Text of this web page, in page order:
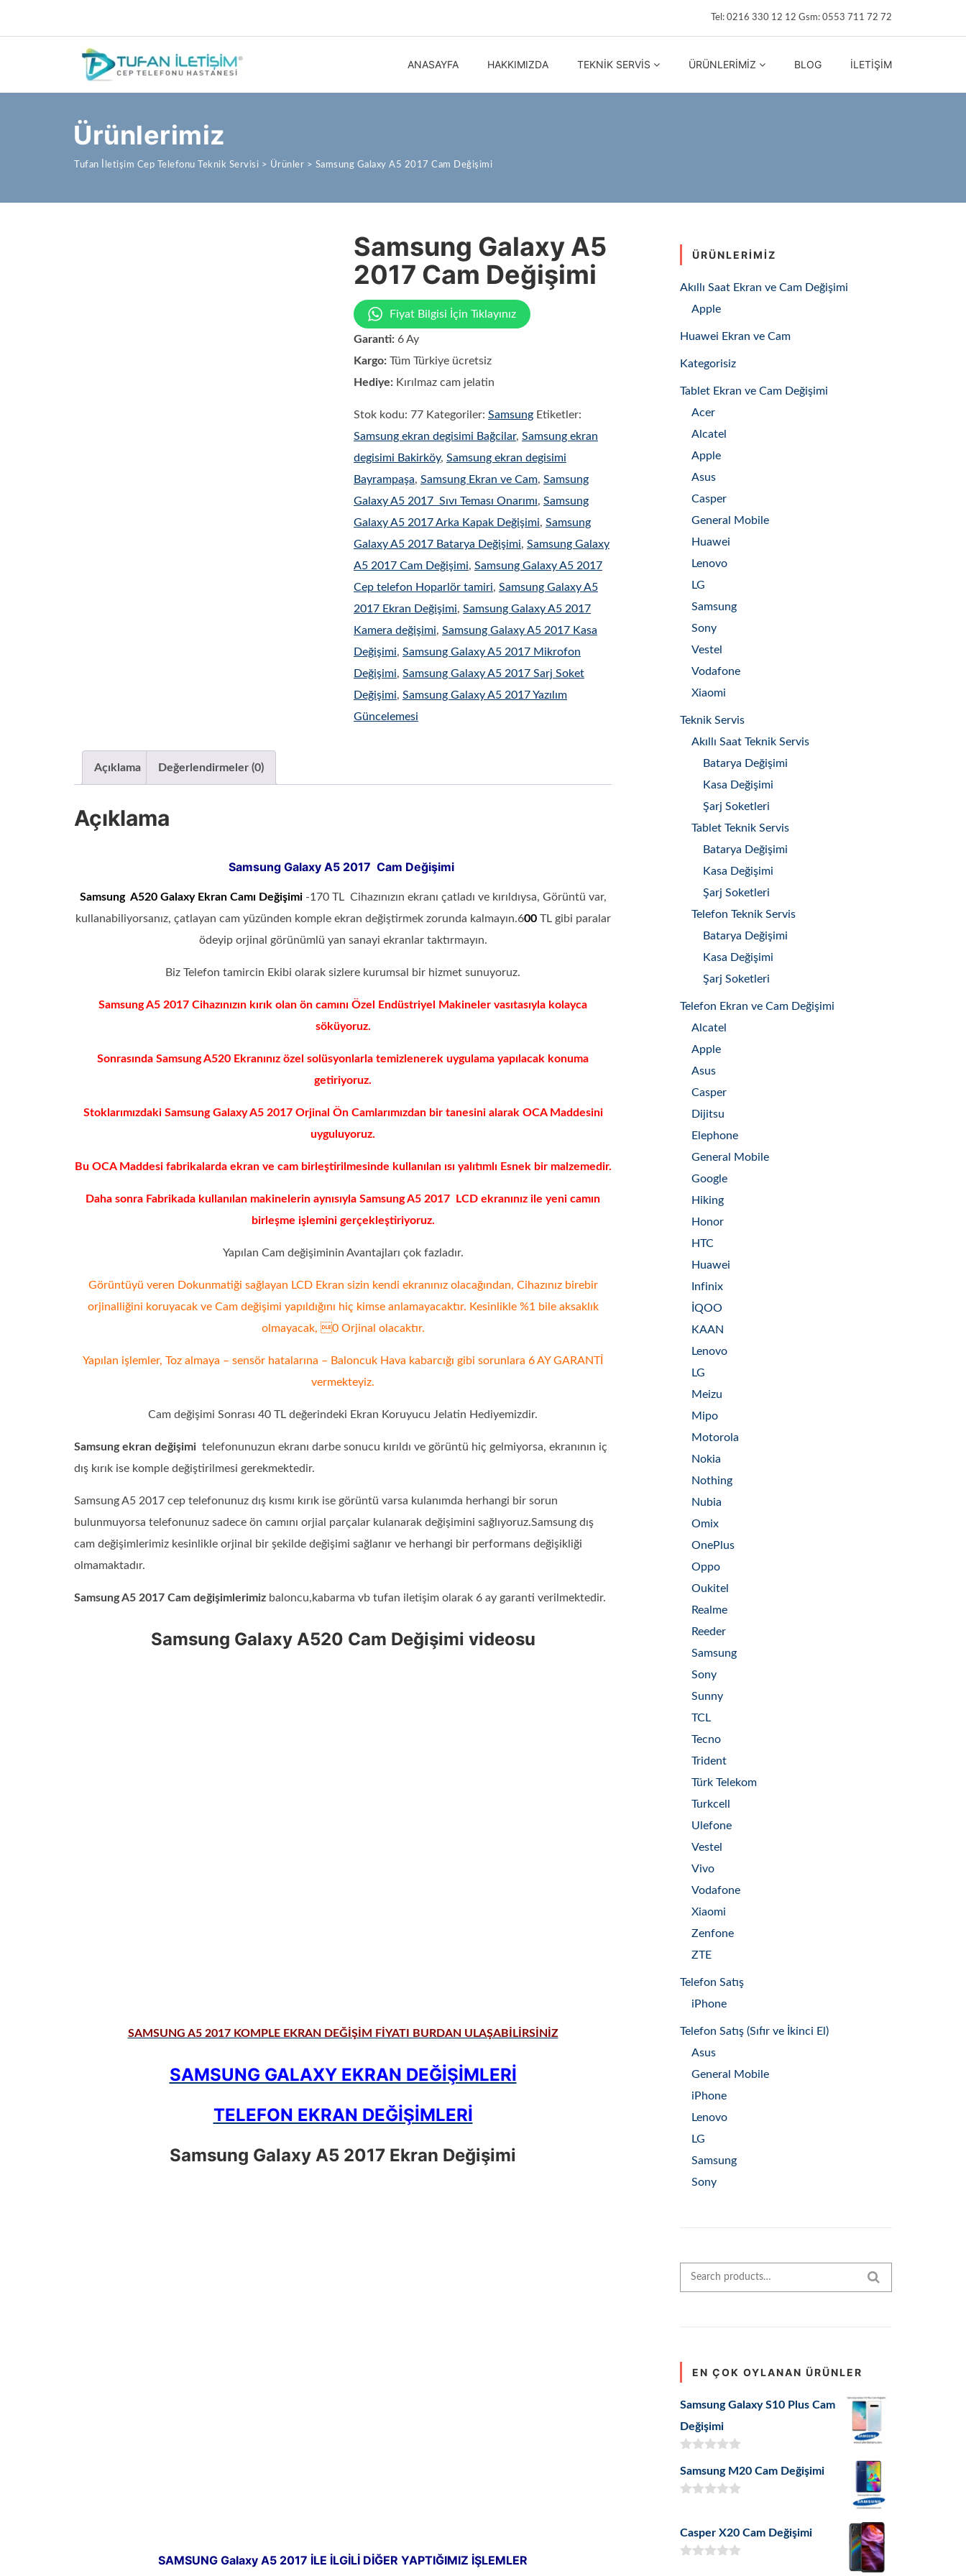
Tel: 0216 330 12 12 Gsm: 0553 711 72 72
ANASAYFA HAKKIMIZDA TEKNIK SERVIS ÜRÜNLERIMIZ BLOG İLETIŞIM
Ürünlerimiz
Tufan İletişim Cep Telefonu Teknik Servisi > Ürünler > Samsung Galaxy A5 2017 Cam Değişimi
Samsung Galaxy A5
2017 Cam Değişimi
Fiyat Bilgisi İçin Tıklayınız
Garanti:6 Ay
Kargo:Tüm Türkiye ücretsiz
Hediye:Kırılmaz cam jelatin
Stok kodu: 77 Kategoriler: Samsung Etiketler:
Samsung ekran degisimi Bağcilar, Samsung ekran
degisimi Bakirköy, Samsung ekran degisimi
Bayrampaşa, Samsung Ekran ve Cam, Samsung
Galaxy A5 2017 Sıvı Teması Onarımı, Samsung
Galaxy A5 2017 Arka Kapak Değişimi, Samsung
Galaxy A5 2017 Batarya Değişimi, Samsung Galaxy
A5 2017 Cam Değişimi, Samsung Galaxy A5 2017
Cep telefon Hoparlör tamiri, Samsung Galaxy A5
2017 Ekran Değişimi, Samsung Galaxy A5 2017
Kamera değişimi, Samsung Galaxy A5 2017 Kasa
Değişimi, Samsung Galaxy A5 2017 Mikrofon
Değişimi, Samsung Galaxy A5 2017 Sarj Soket
Değişimi, Samsung Galaxy A5 2017 Yazılım
Güncelemesi
Açıklama Değerlendirmeler (0)
Açıklama
Samsung Galaxy A5 2017 Cam Değişimi
Samsung A520Galaxy Ekran Camı Değişimi-170 TL Cihazınızın ekranı çatladı ve kırıldıysa, Görüntü var,
kullanabiliyorsanız, çatlayan cam yüzünden komple ekran değiştirmek zorunda kalmayın.600TL gibi paralar
ödeyip orjinal görünümlü yan sanayi ekranlar taktırmayın.
Biz Telefon tamircin Ekibi olarak sizlere kurumsal bir hizmet sunuyoruz.
Samsung A5 2017 Cihazınızın kırık olan ön camını Özel Endüstriyel Makineler vasıtasıyla kolayca
söküyoruz.
Sonrasında Samsung A520 Ekranınız özel solüsyonlarla temizlenerek uygulama yapılacak konuma
getiriyoruz.
Stoklarımızdaki Samsung Galaxy A5 2017 Orjinal Ön Camlarımızdan bir tanesini alarak OCA Maddesini
uyguluyoruz.
Bu OCA Maddesi fabrikalarda ekran ve cam birleştirilmesinde kullanılan ısı yalıtımlı Esnek bir malzemedir.
Daha sonra Fabrikada kullanılan makinelerin aynısıyla Samsung A5 2017 LCD ekranınız ile yeni camın
birleşme işlemini gerçekleştiriyoruz.
Yapılan Cam değişiminin Avantajları çok fazladır.
Görüntüyü veren Dokunmatiği sağlayan LCD Ekran sizin kendi ekranınız olacağından, Cihazınız birebir
orjinalliğini koruyacak ve Cam değişimi yapıldığını hiç kimse anlamayacaktır. Kesinlikle %1 bile aksaklık
olmayacak, 0 Orjinal olacaktır.
Yapılan işlemler, Toz almaya – sensör hatalarına – Baloncuk Hava kabarcığı gibi sorunlara 6 AY GARANTİ
vermekteyiz.
Cam değişimi Sonrası 40 TL değerindeki Ekran Koruyucu Jelatin Hediyemizdir.
Samsung ekran değişimi telefonunuzun ekranı darbe sonucu kırıldı ve görüntü hiç gelmiyorsa, ekranının iç
dış kırık ise komple değiştirilmesi gerekmektedir.
Samsung A5 2017 cep telefonunuz dış kısmı kırık ise görüntü varsa kulanımda herhangi bir sorun
bulunmuyorsa telefonunuz sadece ön camını orjial parçalar kulanarak değişimini sağlıyoruz.Samsung dış
cam değişimlerimiz kesinlikle orjinal bir şekilde değişimi sağlanır ve herhangi bir performans değişikliği
olmamaktadır.
Samsung A5 2017 Cam değişimlerimiz baloncu,kabarma vb tufan iletişim olarak 6 ay garanti verilmektedir.
Samsung Galaxy A520 Cam Değişimi videosu
SAMSUNG A5 2017 KOMPLE EKRAN DEĞİŞİM FİYATI BURDAN ULAŞABİLİRSİNİZ
SAMSUNG GALAXY EKRAN DEĞİŞİMLERİ
TELEFON EKRAN DEĞİŞİMLERİ
Samsung Galaxy A5 2017 Ekran Değişimi
SAMSUNG Galaxy A5 2017 İLE İLGİLİ DİĞER YAPTIĞIMIZ İŞLEMLER
ÜRÜNLERIMIZ
Akıllı Saat Ekran ve Cam Değişimi
Apple
Huawei Ekran ve Cam
Kategorisiz
Tablet Ekran ve Cam Değişimi
Acer
Alcatel
Apple
Asus
Casper
General Mobile
Huawei
Lenovo
LG
Samsung
Sony
Vestel
Vodafone
Xiaomi
Teknik Servis
Akıllı Saat Teknik Servis
Batarya Değişimi
Kasa Değişimi
Şarj Soketleri
Tablet Teknik Servis
Batarya Değişimi
Kasa Değişimi
Şarj Soketleri
Telefon Teknik Servis
Batarya Değişimi
Kasa Değişimi
Şarj Soketleri
Telefon Ekran ve Cam Değişimi
Alcatel
Apple
Asus
Casper
Dijitsu
Elephone
General Mobile
Google
Hiking
Honor
HTC
Huawei
Infinix
İQOO
KAAN
Lenovo
LG
Meizu
Mipo
Motorola
Nokia
Nothing
Nubia
Omix
OnePlus
Oppo
Oukitel
Realme
Reeder
Samsung
Sony
Sunny
TCL
Tecno
Trident
Türk Telekom
Turkcell
Ulefone
Vestel
Vivo
Vodafone
Xiaomi
Zenfone
ZTE
Telefon Satış
iPhone
Telefon Satış (Sıfır ve İkinci El)
Asus
General Mobile
iPhone
Lenovo
LG
Samsung
Sony
Search for:
EN ÇOK OYLANAN ÜRÜNLER
Samsung Galaxy S10 Plus Cam
Değişimi
5.00oy aldı
Samsung M20 Cam Değişimi
Casper X20 Cam Değişimi